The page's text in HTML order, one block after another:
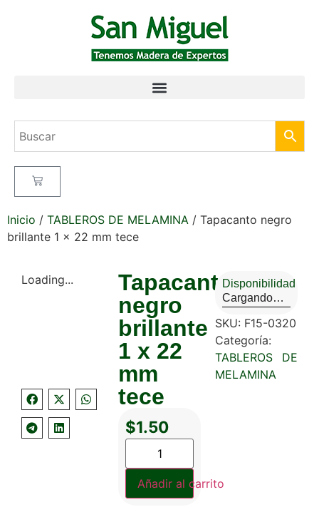
Inicio / TABLEROS DE MELAMINA / Tapacanto negro
brillante 1 x 22 mm tece
Loading...
Tapacanto
negro
brillante
1 x 22
mm
tece
$1.50
Añadir al carrito
Disponibilidad
Cargando…
SKU: F15-0320
Categoría:
TABLEROS DE
MELAMINA